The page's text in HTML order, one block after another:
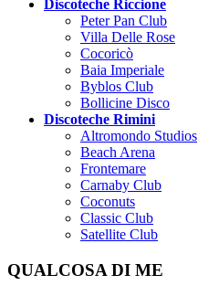
Discoteche Riccione
Peter Pan Club
Villa Delle Rose
Cocoricò
Baia Imperiale
Byblos Club
Bollicine Disco
Discoteche Rimini
Altromondo Studios
Beach Arena
Frontemare
Carnaby Club
Coconuts
Classic Club
Satellite Club
QUALCOSA DI ME